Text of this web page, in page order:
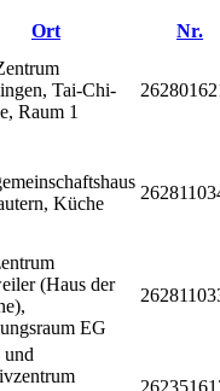
Ort
Nr.
Tai-Chi-
Raum 1
Küche
(Haus der
EG
und